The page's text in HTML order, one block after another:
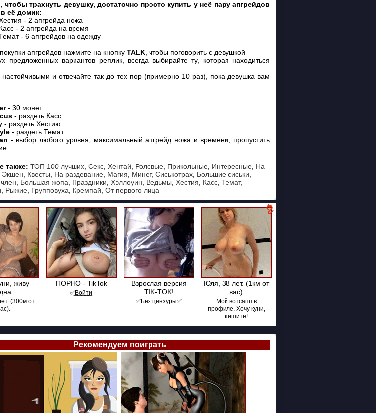
чтобы трахнуть девушку, достаточно просто купить у неё пару апгрейдов
её домик:
- 2 апгрейда ножа
- 2 апгрейда на время
- 6 апгрейдов на одежду
апгрейдов нажмите на кнопку TALK , чтобы поговорить с девушкой
предложенных вариантов реплик, всегда выбирайте ту, которая находиться
настойчивыми и отвечайте так до тех пор (примерно 10 раз), пока девушка вам
- 30 монет
- раздеть Касс
- раздеть Хестию
- раздеть Темат
- выбор любого уровня, максимальный апгрейд ножа и времени, пропустить
также: ТОП 100 лучших Секс Хентай Ролевые Прикольные Интересные На
Экшен Квесты На раздевание Магия Минет, Сиськотрах Большие сиськи
Большая жопа Праздники Хэллоуин Ведьмы Хестия Касс Темат,
Рыжие Групповуха Кремпай От первого лица
живу
(300м от
ПОРНО - TikTok
✅͟В͟о͟й͟т͟и
Взрослая версия
TIK-TOK!
✅Без цензуры✅
Юля, 38 лет. (1км от
вас)
Мой вотсапп в
профиле. Хочу куни,
пишите!
Рекомендуем поиграть